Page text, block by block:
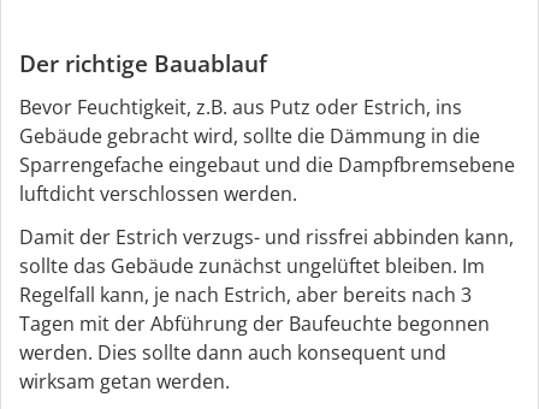
Der richtige Bauablauf
Bevor Feuchtigkeit, z.B. aus Putz oder Estrich, ins
Gebäude gebracht wird, sollte die Dämmung in die
Sparrengefache eingebaut und die Dampfbremsebene
luftdicht verschlossen werden.
Damit der Estrich verzugs- und rissfrei abbinden kann,
sollte das Gebäude zunächst ungelüftet bleiben. Im
Regelfall kann, je nach Estrich, aber bereits nach 3
Tagen mit der Abführung der Baufeuchte begonnen
werden. Dies sollte dann auch konsequent und
wirksam getan werden.